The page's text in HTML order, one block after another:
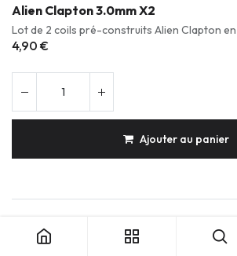
Alien Clapton 3.0mm X2
Lot de 2 coils pré-construits Alien Clapton
4,90 €
Ajouter au panier
Produits durables & réparables
Conception française